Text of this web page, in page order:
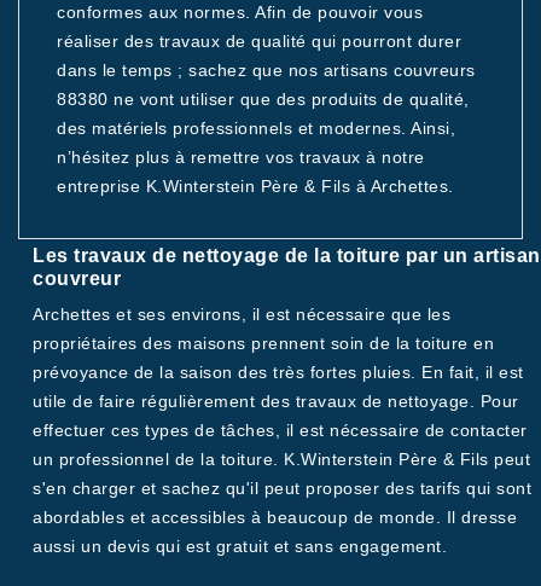
conformes aux normes. Afin de pouvoir vous
réaliser des travaux de qualité qui pourront durer
dans le temps ; sachez que nos artisans couvreurs
88380 ne vont utiliser que des produits de qualité,
des matériels professionnels et modernes. Ainsi,
n’hésitez plus à remettre vos travaux à notre
entreprise K.Winterstein Père & Fils à Archettes.
Les travaux de nettoyage de la toiture par un artisan
couvreur
Archettes et ses environs, il est nécessaire que les
propriétaires des maisons prennent soin de la toiture en
prévoyance de la saison des très fortes pluies. En fait, il est
utile de faire régulièrement des travaux de nettoyage. Pour
effectuer ces types de tâches, il est nécessaire de contacter
un professionnel de la toiture. K.Winterstein Père & Fils peut
s'en charger et sachez qu'il peut proposer des tarifs qui sont
abordables et accessibles à beaucoup de monde. Il dresse
aussi un devis qui est gratuit et sans engagement.